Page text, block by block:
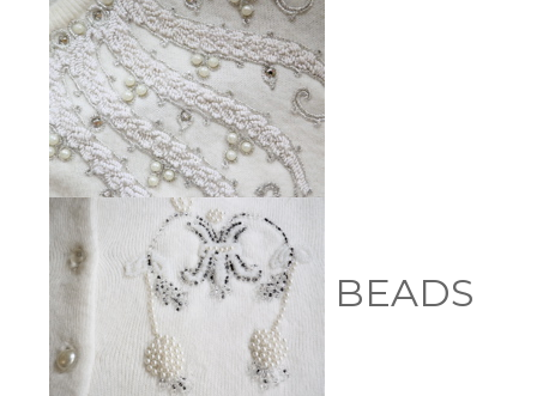
BEADS